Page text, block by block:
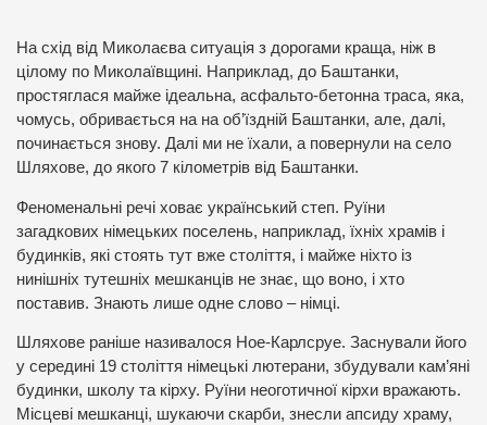
На схід від Миколаєва ситуація з дорогами краща, ніж в
цілому по Миколаївщині. Наприклад, до Баштанки,
простяглася майже ідеальна, асфальто-бетонна траса, яка,
чомусь, обривається на на об’їздній Баштанки, але, далі,
починається знову. Далі ми не їхали, а повернули на село
Шляхове, до якого 7 кілометрів від Баштанки.
Феноменальні речі ховає український степ. Руїни
загадкових німецьких поселень, наприклад, їхніх храмів і
будинків, які стоять тут вже століття, і майже ніхто із
нинішніх тутешніх мешканців не знає, що воно, і хто
поставив. Знають лише одне слово – німці.
Шляхове раніше називалося Ное-Карлсруе. Заснували його
у середині 19 століття німецькі лютерани, збудували кам’яні
будинки, школу та кірху. Руїни неоготичної кірхи вражають.
Місцеві мешканці, шукаючи скарби, знесли апсиду храму,